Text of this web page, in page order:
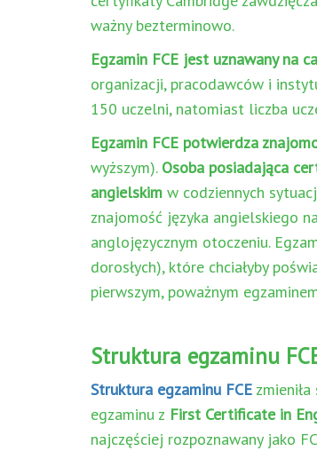
ważny bezterminowo.
Egzamin FCE jest uznawany na
organizacji, pracodawców i
150 uczelni, natomiast liczba
Egzamin FCE potwierdza
wyższym). Osoba posiadająca
angielskim w codziennych
znajomość języka angielskiego
anglojęzycznym otoczeniu.
dorosłych), które chciałyby
pierwszym, poważnym
Struktura egzaminu
Struktura egzaminu FCE
egzaminu z First Certificate in
najczęściej rozpoznawany jako